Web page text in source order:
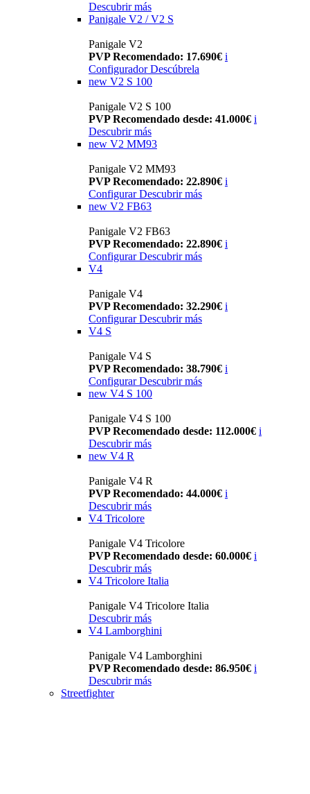
Descubrir más
Panigale V2 / V2 S
Panigale V2
PVP Recomendado: 17.690€ i
Configurador Descúbrela
new V2 S 100
Panigale V2 S 100
PVP Recomendado desde: 41.000€ i
Descubrir más
new V2 MM93
Panigale V2 MM93
PVP Recomendado: 22.890€ i
Configurar Descubrir más
new V2 FB63
Panigale V2 FB63
PVP Recomendado: 22.890€ i
Configurar Descubrir más
V4
Panigale V4
PVP Recomendado: 32.290€ i
Configurar Descubrir más
V4 S
Panigale V4 S
PVP Recomendado: 38.790€ i
Configurar Descubrir más
new V4 S 100
Panigale V4 S 100
PVP Recomendado desde: 112.000€ i
Descubrir más
new V4 R
Panigale V4 R
PVP Recomendado: 44.000€ i
Descubrir más
V4 Tricolore
Panigale V4 Tricolore
PVP Recomendado desde: 60.000€ i
Descubrir más
V4 Tricolore Italia
Panigale V4 Tricolore Italia
Descubrir más
V4 Lamborghini
Panigale V4 Lamborghini
PVP Recomendado desde: 86.950€ i
Descubrir más
Streetfighter